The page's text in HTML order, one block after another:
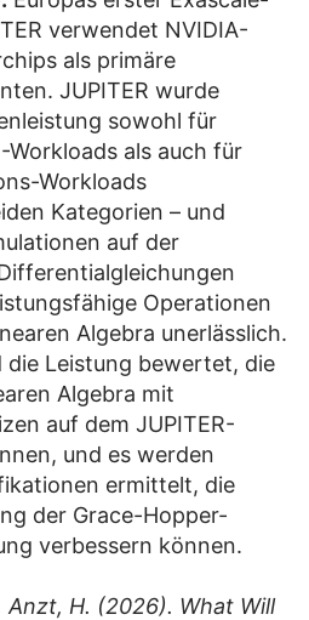
verwendet NVIDIA-
als primäre
JUPITER wurde
sowohl für
als auch für
Workloads
Kategorien – und
auf der
Operationen
Algebra unerlässlich.
die Leistung bewertet, die
Algebra mit
auf dem JUPITER-
und es werden
ermittelt, die
der Grace-Hopper-
verbessern können.
Anzt, H. (2026). What Will